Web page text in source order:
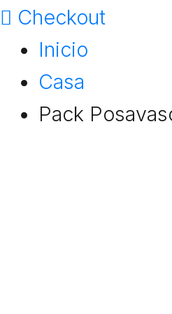
Checkout
Inicio
Casa
Pack